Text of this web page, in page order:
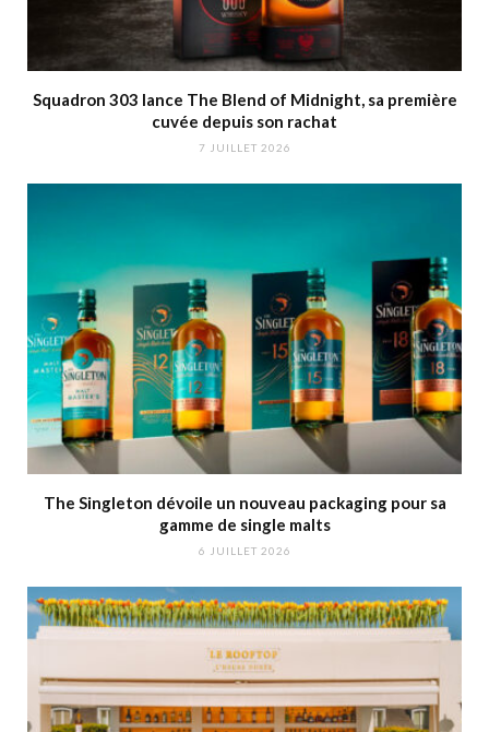
Squadron 303 lance The Blend of Midnight, sa première
cuvée depuis son rachat
7 JUILLET 2026
The Singleton dévoile un nouveau packaging pour sa
gamme de single malts
6 JUILLET 2026